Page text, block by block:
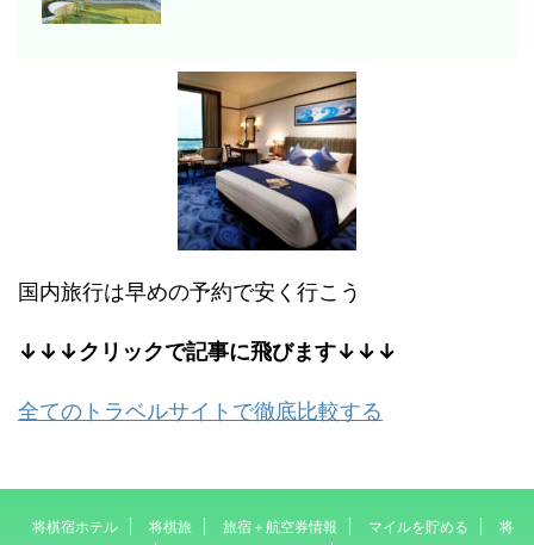
国内旅行は早めの予約で安く行こう
↓↓↓クリックで記事に飛びます↓↓↓
全てのトラベルサイトで徹底比較する
将棋宿ホテル 将棋旅 旅宿＋航空券情報 マイルを貯める
将